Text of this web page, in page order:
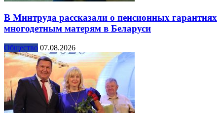
В Минтруда рассказали о пенсионных гарантиях
многодетным матерям в Беларуси
Общество 07.08.2026